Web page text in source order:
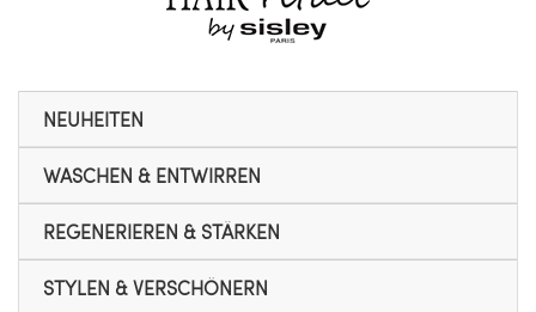
NEUHEITEN
WASCHEN & ENTWIRREN
REGENERIEREN & STÄRKEN
STYLEN & VERSCHÖNERN